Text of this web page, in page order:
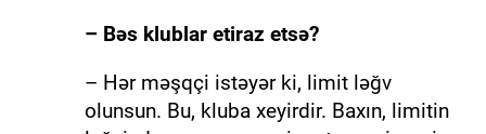
– Bəs klublar etiraz etsə?
– Hər məşqçi istəyər ki, limit ləğv
olunsun. Bu, kluba xeyirdir. Baxın, limitin